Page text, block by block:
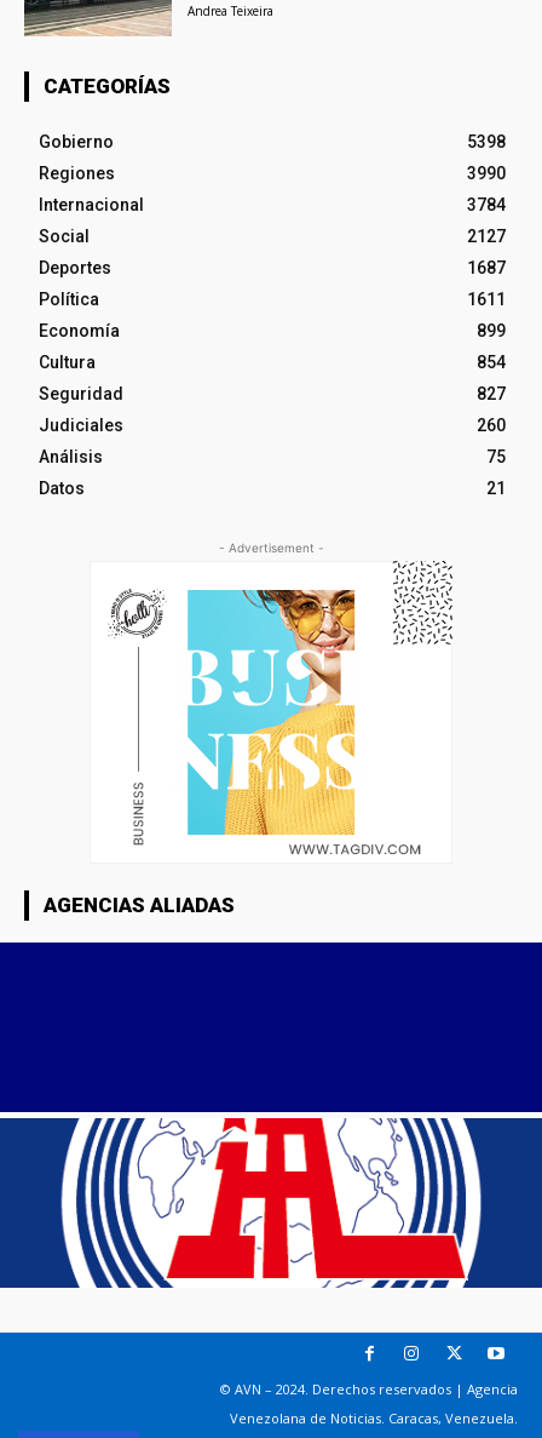
Andrea Teixeira
CATEGORÍAS
Gobierno
5398
Regiones
3990
Internacional
3784
Social
2127
Deportes
1687
Política
1611
Economía
899
Cultura
854
Seguridad
827
Judiciales
260
Análisis
75
Datos
21
- Advertisement -
AGENCIAS ALIADAS
© AVN – 2024. Derechos reservados | Agencia
Venezolana de Noticias. Caracas, Venezuela.